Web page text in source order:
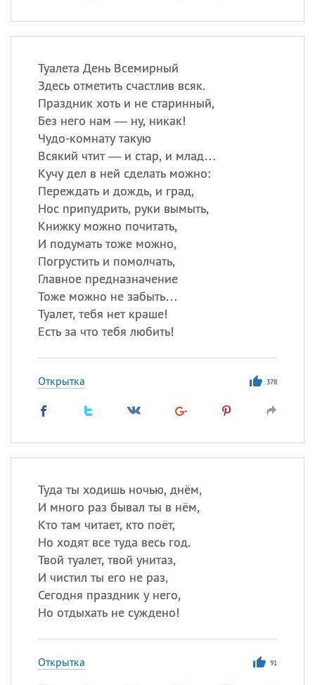
Туалета День Всемирный
Здесь отметить счастлив всяк.
Праздник хоть и не старинный,
Без него нам — ну, никак!
Чудо-комнату такую
Всякий чтит — и стар, и млад…
Кучу дел в ней сделать можно:
Переждать и дождь, и град,
Нос припудрить, руки вымыть,
Книжку можно почитать,
И подумать тоже можно,
Погрустить и помолчать,
Главное предназначение
Тоже можно не забыть…
Туалет, тебя нет краше!
Есть за что тебя любить!
Открытка 378
Туда ты ходишь ночью, днём,
И много раз бывал ты в нём,
Кто там читает, кто поёт,
Но ходят все туда весь год.
Твой туалет, твой унитаз,
И чистил ты его не раз,
Сегодня праздник у него,
Но отдыхать не суждено!
Открытка 91